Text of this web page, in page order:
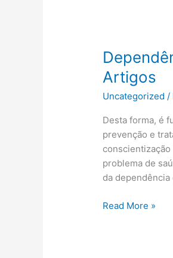
Artigos
Uncategorized /
Desta forma, é
prevenção e
problema de
da
Dependência
Read More »